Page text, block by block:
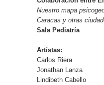
Nuestro mapa
Caracas y otras
Sala Pediatría
Artístas:
Carlos Riera
Jonathan Lanza
Lindibeth Cabello